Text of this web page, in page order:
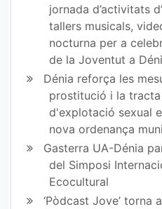
jornada d’activitats
tallers musicals,
nocturna per a
de la Joventut a
Dénia reforça les
prostitució i la
d'explotació sexual
nova ordenança
Gasterra UA-Dénia
del Simposi
Ecocultural
‘Pòdcast Jove’ torna